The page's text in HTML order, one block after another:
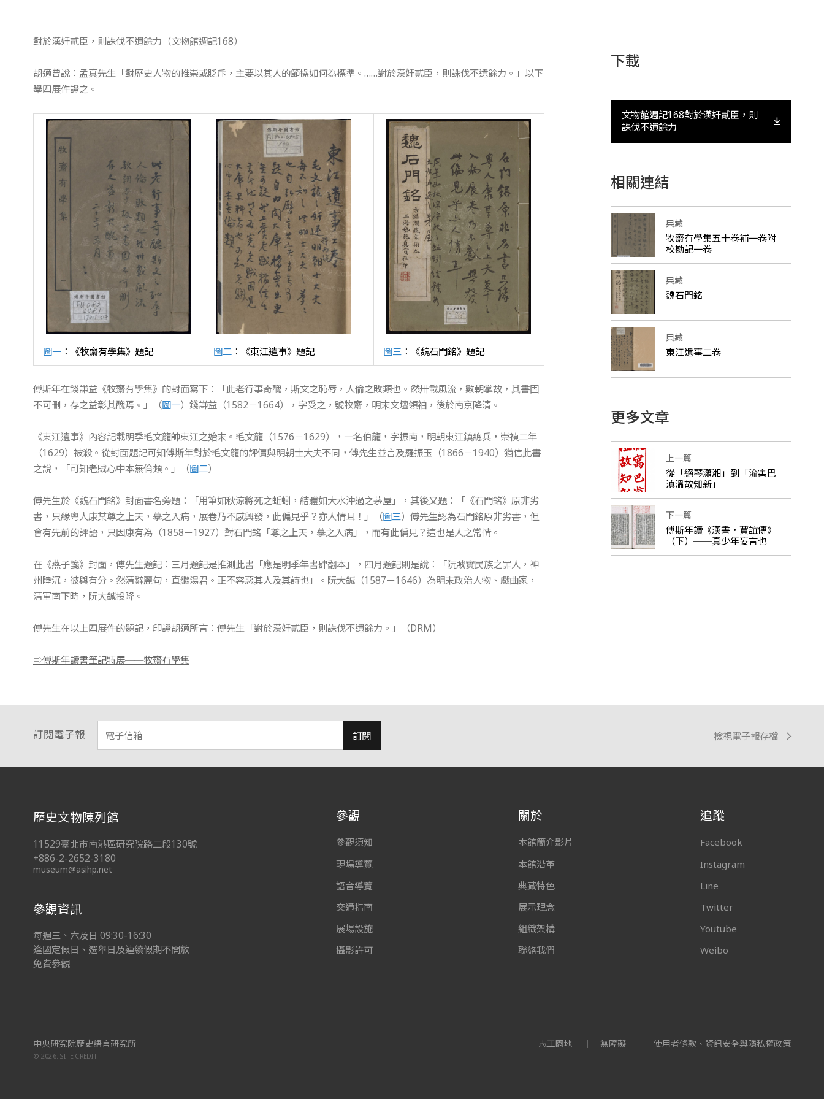
對於漢奸貳臣，則誅伐不遺餘力（文物館週記168）
胡適曾說：孟真先生「對歷史人物的推崇或貶斥，主要以其人的節操如何為標準。……對於漢奸貳臣，則誅伐不遺餘力。」以下
舉四展件證之。
圖一：《牧齋有學集》題記 圖二：《東江遺事》題記 圖三：《魏石門銘》題記
傅斯年在錢謙益《牧齋有學集》的封面寫下：「此老行事奇醜，斯文之恥辱，人倫之敗類也。然卅載風流，數朝掌故，其書固
不可刪，存之益彰其醜焉。」（圖一）錢謙益（1582－1664），字受之，號牧齋，明末文壇領袖，後於南京降清。
《東江遺事》內容記載明季毛文龍帥東江之始末。毛文龍（1576－1629），一名伯龍，字振南，明朝東江鎮總兵，崇禎二年
（1629）被殺。從封面題記可知傅斯年對於毛文龍的評價與明朝士大夫不同，傅先生並言及羅振玉（1866－1940）猶信此書
之說，「可知老賊心中本無倫類。」（圖二）
傅先生於《魏石門銘》封面書名旁題：「用筆如秋涼將死之蚯蚓，結體如大水沖過之茅屋」，其後又題：「《石門銘》原非劣
書，只緣粵人康某尊之上天，摹之入病，展卷乃不感興發，此偏見乎？亦人情耳！」（圖三）傅先生認為石門銘原非劣書，但
會有先前的評語，只因康有為（1858－1927）對石門銘「尊之上天，摹之入病」，而有此偏見？這也是人之常情。
在《燕子箋》封面，傅先生題記：三月題記是推測此書「應是明季年書肆翻本」，四月題記則是說：「阮賊實民族之罪人，神
州陸沉，彼與有分。然清辭麗句，直繼湯君。正不容惡其人及其詩也」。阮大鋮（1587－1646）為明末政治人物、戲曲家，
清軍南下時，阮大鋮投降。
傅先生在以上四展件的題記，印證胡適所言：傅先生「對於漢奸貳臣，則誅伐不遺餘力。」（DRM）
⇨傅斯年讀書筆記特展──牧齋有學集
下載
文物館週記168對於漢奸貳臣，則
誅伐不遺餘力
相關連結
典藏
牧齋有學集五十卷補一卷附
校勘記一卷
典藏
魏石門銘
典藏
東江遺事二卷
更多文章
上一篇
從「絕琴瀟湘」到「流寓巴
滇溫故知新」
下一篇
傅斯年讀《漢書‧賈誼傳》
（下）──真少年妄言也
訂閱電子報 訂閱 檢視電子報存檔
:::
歷史文物陳列館
11529臺北市南港區研究院路二段130號
+886-2-2652-3180
museum@asihp.net
參觀資訊
每週三、六及日 09:30-16:30
逢國定假日、選舉日及連續假期不開放
免費參觀
參觀
參觀須知
現場導覽
語音導覽
交通指南
展場設施
攝影許可
關於
本館簡介影片
本館沿革
典藏特色
展示理念
組織架構
聯絡我們
追蹤
Facebook
Instagram
Line
Twitter
Youtube
Weibo
中央研究院歷史語言研究所 志工園地 無障礙 使用者條款、資訊安全與隱私權政策
© 2026. SITE CREDIT